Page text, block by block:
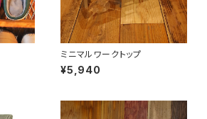
ミニマルワークトップ
¥5,940